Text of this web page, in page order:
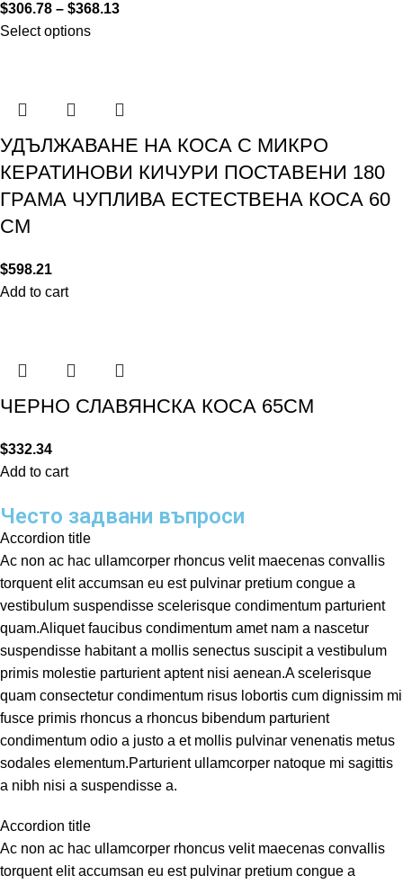
$306.78 – $368.13
Select options
УДЪЛЖАВАНЕ НА КОСА С МИКРО
КЕРАТИНОВИ КИЧУРИ ПОСТАВЕНИ 180
ГРАМА ЧУПЛИВА ЕСТЕСТВЕНА КОСА 60
СМ
$598.21
Add to cart
ЧЕРНО СЛАВЯНСКА КОСА 65СМ
$332.34
Add to cart
Често задвани въпроси
Accordion title
Ac non ac hac ullamcorper rhoncus velit maecenas convallis
torquent elit accumsan eu est pulvinar pretium congue a
vestibulum suspendisse scelerisque condimentum parturient
quam.Aliquet faucibus condimentum amet nam a nascetur
suspendisse habitant a mollis senectus suscipit a vestibulum
primis molestie parturient aptent nisi aenean.A scelerisque
quam consectetur condimentum risus lobortis cum dignissim mi
fusce primis rhoncus a rhoncus bibendum parturient
condimentum odio a justo a et mollis pulvinar venenatis metus
sodales elementum.Parturient ullamcorper natoque mi sagittis
a nibh nisi a suspendisse a.
Accordion title
Ac non ac hac ullamcorper rhoncus velit maecenas convallis
torquent elit accumsan eu est pulvinar pretium congue a